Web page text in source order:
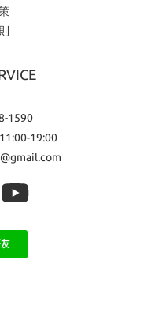
1590
19:00